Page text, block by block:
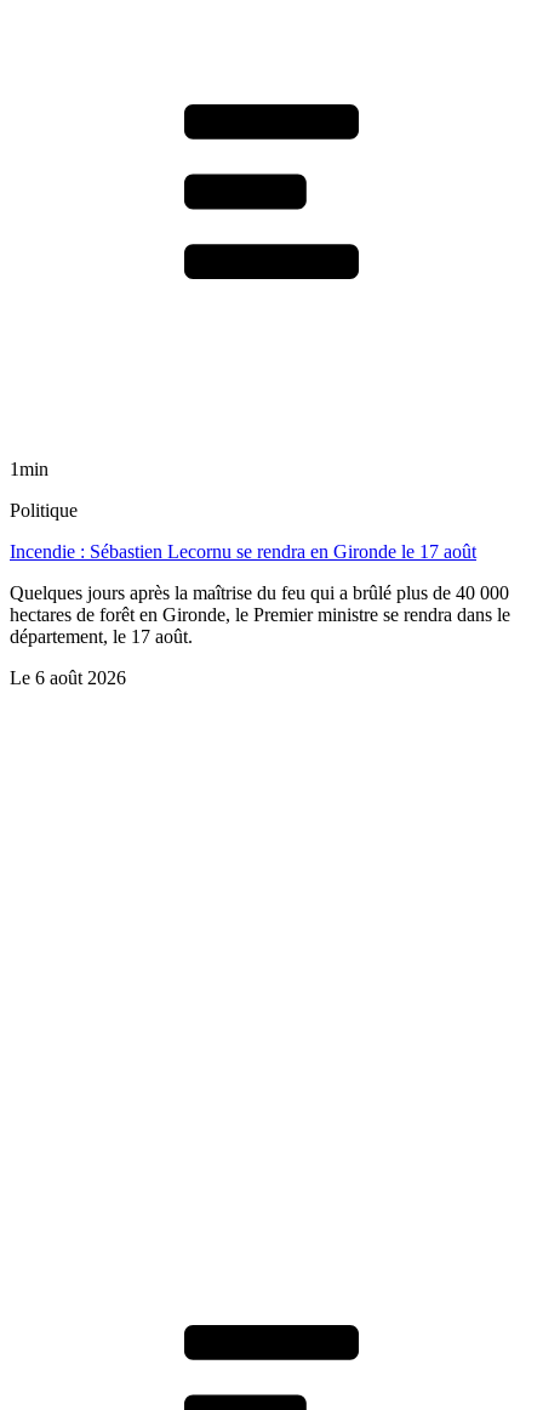
1min
Politique
Incendie : Sébastien Lecornu se rendra en Gironde le 17 août
Quelques jours après la maîtrise du feu qui a brûlé plus de 40 000
hectares de forêt en Gironde, le Premier ministre se rendra dans le
département, le 17 août.
Le 6 août 2026